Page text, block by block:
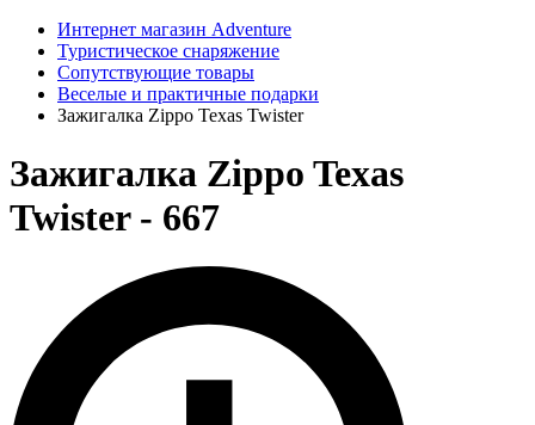
Интернет магазин Adventure
Туристическое снаряжение
Сопутствующие товары
Веселые и практичные подарки
Зажигалка Zippo Texas Twister
Зажигалка Zippo Texas
Twister - 667